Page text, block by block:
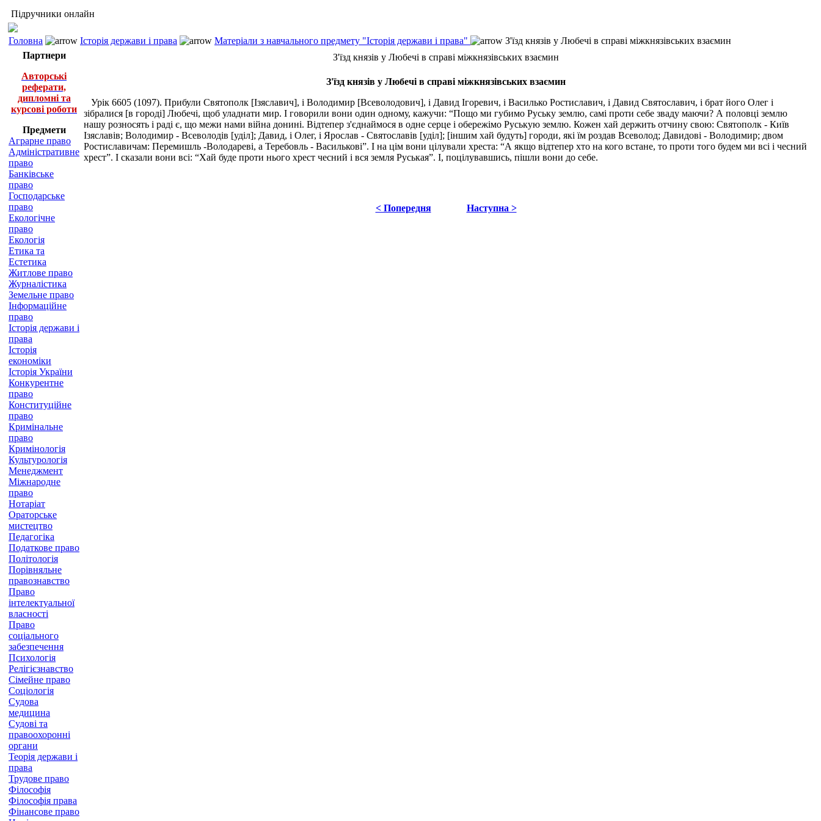
Підручники онлайн
Головна Історія держави і права Матеріали з навчального предмету "Історія держави і права"
З'їзд князів у Любечі в справі міжкнязівських взаємин
Партнери
Авторські
реферати,
дипломні та
курсові роботи
Предмети
Аграрне право
Адміністративне
право
Банківське
право
Господарське
право
Екологічне
право
Екологія
Етика та
Естетика
Житлове право
Журналістика
Земельне право
Інформаційне
право
Історія держави і
права
Історія
економіки
Історія України
Конкурентне
право
Конституційне
право
Кримінальне
право
Кримінологія
Культурологія
Менеджмент
Міжнародне
право
Нотаріат
Ораторське
мистецтво
Педагогіка
Податкове право
Політологія
Порівняльне
правознавство
Право
інтелектуальної
власності
Право
соціального
забезпечення
Психологія
Релігієзнавство
Сімейне право
Соціологія
Судова
медицина
Судові та
правоохоронні
органи
Теорія держави і
права
Трудове право
Філософія
Філософія права
Фінансове право
З'їзд князів у Любечі в справі міжкнязівських взаємин
З'їзд князів у Любечі в справі міжкнязівських взаємин
Урік 6605 (1097). Прибули Святополк [Ізяславич], і Володимир [Всеволодович], і Давид Ігоревич, і Василько Ростиславич, і Давид Святославич, і брат його Олег і
зібралися [в городі] Любечі, щоб уладнати мир. І говорили вони один одному, кажучи: “Пощо ми губимо Руську землю, самі проти себе зваду маючи? А половці землю
нашу розносять і раді є, що межи нами війна донині. Відтепер з'єднаймося в одне серце і обережімо Руськую землю. Кожен хай держить отчину свою: Святополк - Київ
Ізяславів; Володимир - Всеволодів [уділ]; Давид, і Олег, і Ярослав - Святославів [уділ]; [іншим хай будуть] городи, які їм роздав Всеволод; Давидові - Володимир; двом
Ростиславичам: Перемишль -Володареві, а Теребовль - Василькові”. І на цім вони цілували хреста: “А якщо відтепер хто на кого встане, то проти того будем ми всі і чесний
хрест”. І сказали вони всі: “Хай буде проти нього хрест чесний і вся земля Руськая”. І, поцілувавшись, пішли вони до себе.
< Попередня Наступна >